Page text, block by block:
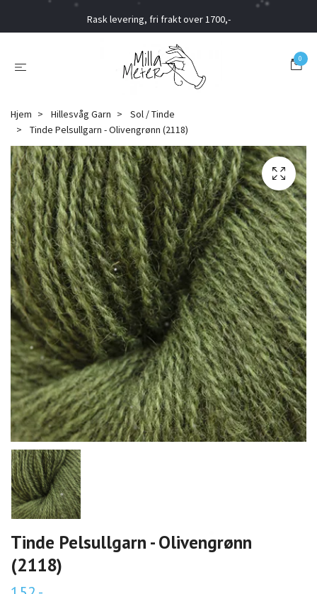
Rask levering, fri frakt over 1700,-
0
Hjem Hillesvåg Garn
Sol / Tinde
Tinde Pelsullgarn - Olivengrønn (2118)
Tinde Pelsullgarn - Olivengrønn
(2118)